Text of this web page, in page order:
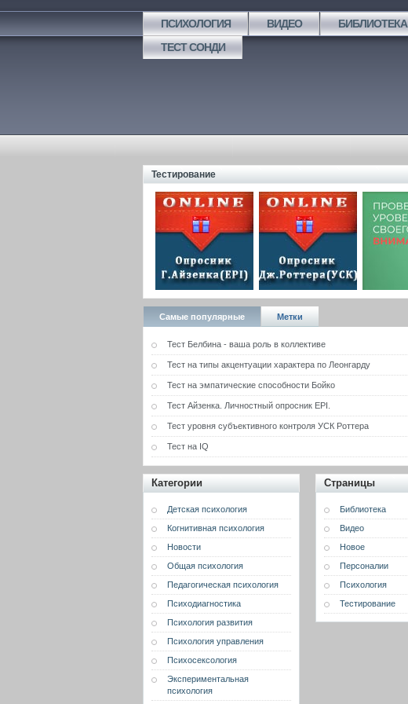
ПСИХОЛОГИЯ ВИДЕО БИБЛИОТЕКА
ТЕСТ СОНДИ
Тестирование
Самые популярные Метки
Тест Белбина - ваша роль в коллективе
Тест на типы акцентуации характера по Леонгарду
Тест на эмпатические способности Бойко
Тест Айзенка. Личностный опросник EPI.
Тест уровня субъективного контроля УСК Роттера
Тест на IQ
Категории
Детская психология
Когнитивная психология
Новости
Общая психология
Педагогическая психология
Психодиагностика
Психология развития
Психология управления
Психосексология
Экспериментальная
психология
Страницы
Библиотека
Видео
Новое
Персоналии
Психология
Тестирование